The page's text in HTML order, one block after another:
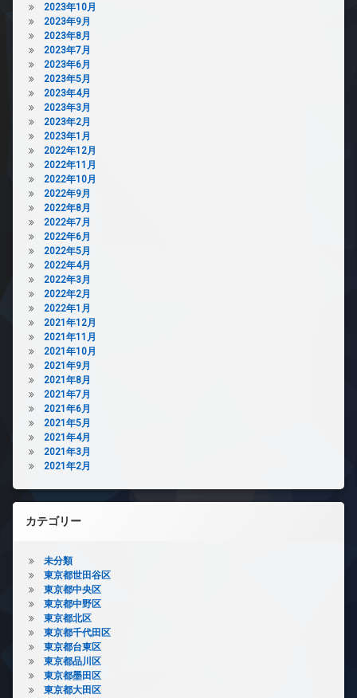
2023年10月
2023年9月
2023年8月
2023年7月
2023年6月
2023年5月
2023年4月
2023年3月
2023年2月
2023年1月
2022年12月
2022年11月
2022年10月
2022年9月
2022年8月
2022年7月
2022年6月
2022年5月
2022年4月
2022年3月
2022年2月
2022年1月
2021年12月
2021年11月
2021年10月
2021年9月
2021年8月
2021年7月
2021年6月
2021年5月
2021年4月
2021年3月
2021年2月
カテゴリー
未分類
東京都世田谷区
東京都中央区
東京都中野区
東京都北区
東京都千代田区
東京都台東区
東京都品川区
東京都墨田区
東京都大田区